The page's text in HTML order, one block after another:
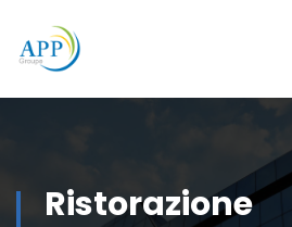
Ristorazione